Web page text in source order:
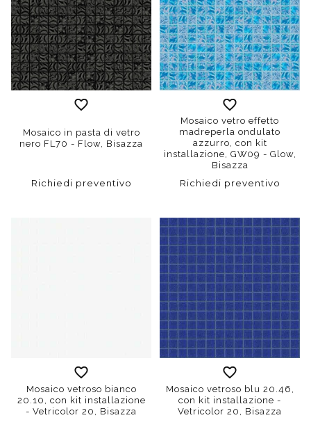
Mosaico in pasta di vetro
nero FL70 - Flow, Bisazza
Richiedi preventivo
Mosaico vetro effetto
madreperla ondulato
azzurro, con kit
installazione, GW09 - Glow,
Bisazza
Richiedi preventivo
Mosaico vetroso bianco
20.10, con kit installazione
- Vetricolor 20, Bisazza
Mosaico vetroso blu 20.46,
con kit installazione -
Vetricolor 20, Bisazza